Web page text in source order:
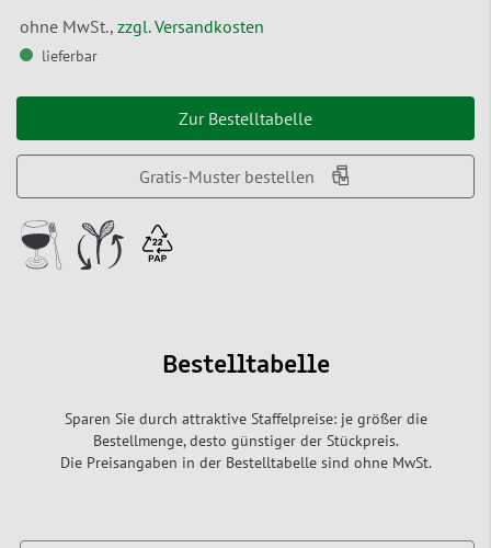
ohne MwSt., zzgl. Versandkosten
lieferbar
Zur Bestelltabelle
Gratis-Muster bestellen
Bestelltabelle
Sparen Sie durch attraktive Staffelpreise: je größer die
Bestellmenge, desto günstiger der Stückpreis.
Die Preisangaben in der Bestelltabelle sind ohne MwSt.